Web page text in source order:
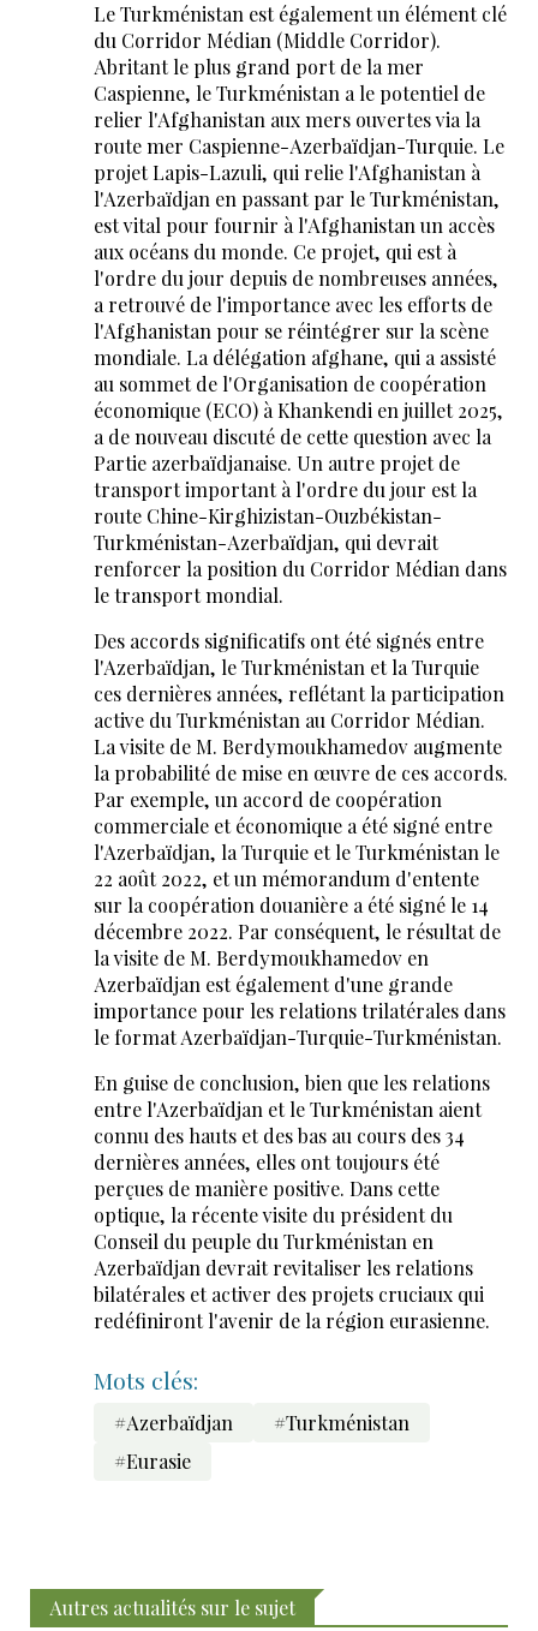
Le Turkménistan est également un élément clé
du Corridor Médian (Middle Corridor).
Abritant le plus grand port de la mer
Caspienne, le Turkménistan a le potentiel de
relier l'Afghanistan aux mers ouvertes via la
route mer Caspienne-Azerbaïdjan-Turquie. Le
projet Lapis-Lazuli, qui relie l'Afghanistan à
l'Azerbaïdjan en passant par le Turkménistan,
est vital pour fournir à l'Afghanistan un accès
aux océans du monde. Ce projet, qui est à
l'ordre du jour depuis de nombreuses années,
a retrouvé de l'importance avec les efforts de
l'Afghanistan pour se réintégrer sur la scène
mondiale. La délégation afghane, qui a assisté
au sommet de l'Organisation de coopération
économique (ECO) à Khankendi en juillet 2025,
a de nouveau discuté de cette question avec la
Partie azerbaïdjanaise. Un autre projet de
transport important à l'ordre du jour est la
route Chine-Kirghizistan-Ouzbékistan-
Turkménistan-Azerbaïdjan, qui devrait
renforcer la position du Corridor Médian dans
le transport mondial.
Des accords significatifs ont été signés entre
l'Azerbaïdjan, le Turkménistan et la Turquie
ces dernières années, reflétant la participation
active du Turkménistan au Corridor Médian.
La visite de M. Berdymoukhamedov augmente
la probabilité de mise en œuvre de ces accords.
Par exemple, un accord de coopération
commerciale et économique a été signé entre
l'Azerbaïdjan, la Turquie et le Turkménistan le
22 août 2022, et un mémorandum d'entente
sur la coopération douanière a été signé le 14
décembre 2022. Par conséquent, le résultat de
la visite de M. Berdymoukhamedov en
Azerbaïdjan est également d'une grande
importance pour les relations trilatérales dans
le format Azerbaïdjan-Turquie-Turkménistan.
En guise de conclusion, bien que les relations
entre l'Azerbaïdjan et le Turkménistan aient
connu des hauts et des bas au cours des 34
dernières années, elles ont toujours été
perçues de manière positive. Dans cette
optique, la récente visite du président du
Conseil du peuple du Turkménistan en
Azerbaïdjan devrait revitaliser les relations
bilatérales et activer des projets cruciaux qui
redéfiniront l'avenir de la région eurasienne.
Mots clés:
#Azerbaïdjan
#Turkménistan
#Eurasie
Autres actualités sur le sujet